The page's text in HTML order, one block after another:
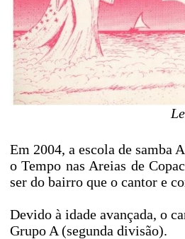
Em 2004, a escola de samba
o Tempo nas Areias de
ser do bairro que o cantor e
Devido à idade avançada, o
Grupo A (segunda divisão).